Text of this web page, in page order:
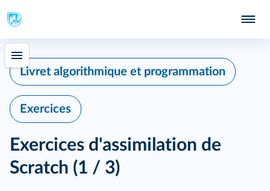
Livret algorithmique et programmation
Exercices
Exercices d'assimilation de
Scratch (1 / 3)